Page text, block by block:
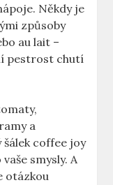
Někdy je
způsoby
au lait –
pestrost chutí
a
coffee joy
smysly. A
otázkou